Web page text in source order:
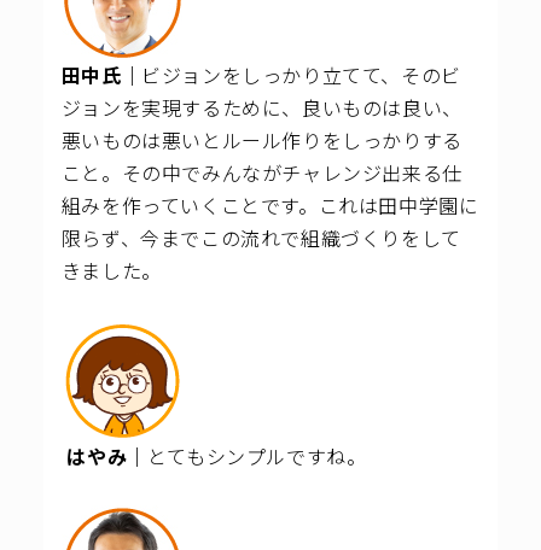
田中氏｜ ビジョンをしっかり立てて、そのビ
ジョンを実現するために、良いものは良い、
悪いものは悪いとルール作りをしっかりする
こと。その中でみんながチャレンジ出来る仕
組みを作っていくことです。これは田中学園に
限らず、今までこの流れで組織づくりをして
きました。
はやみ｜ とてもシンプルですね。